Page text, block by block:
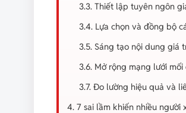
3.3. Thiết lập tuyên ngôn
3.4. Lựa chọn và đồng bộ
3.5. Sáng tạo nội dung giá
3.6. Mở rộng mạng lưới
3.7. Đo lường hiệu quả và
4. 7 sai lầm khiến nhiều